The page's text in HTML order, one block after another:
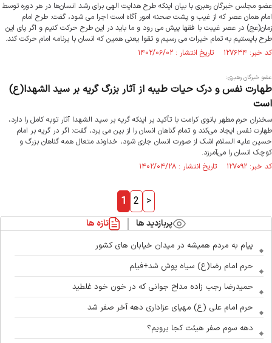
عضو مجلس خبرگان رهبری با بیان اینکه طرح هدایت الهی برای رشد انسان‌ها در هر دوره توسط
امام همان عصر که از غیب و پشت صحنه امور آگاه است اجرا می شود، گفت: طرح امام
زمان(عج) در عصر غیبت با فقها پیش می رود و ما باید در این طرح حرکت کنیم و اگر پای این
طرح بایستیم به تمام خیرات می رسیم و تقوا یعنی همین که انسان با برنامه امام حرکت کند.
کد خبر: ۱۲۷۶۳۴ تاریخ انتشار : ۱۴۰۲/۰۶/۰۲
عضو خبرگان رهبری:
طهارت نفس و درک حیات طیبه از آثار بزرگ گریه بر سید الشهدا(ع)
است
سخنران حرم مطهر بانوی کرامت با تأکید بر اینکه گریه بر سید الشهدا آثار توبه کامل را دارد،
طهارت نفس ایجاد می‌کند و تمام گناهان انسان را از بین می برد، گفت: اگر در گریه بر امام
حسین علیه السلام اشک از صورت انسان جاری شود، خداوند متعال همه گناهان بزرگ و
کوچک انسان را می‌آمرزد.
کد خبر: ۱۲۷۰۹۲ تاریخ انتشار : ۱۴۰۲/۰۴/۲۸
1 2 >
پربازدید ها تازه ها
پیام به مردم همیشه در میدان خیابان های کشور
حرم امام رضا(ع) سیاه پوش شد+فیلم
حمیدرضا رجب زاده مداح جوانی که در خون خود غلطید
حرم امام علی (ع) مهیای عزاداری دهه آخر صفر شد
دهه سوم صفر هیئت کجا برویم؟